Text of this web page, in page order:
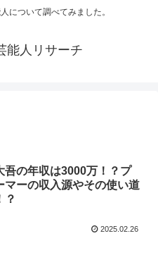
について調べてみました。
能人リサーチ
吾の年収は3000万！？プ
マーの収入源やその使い道
？
2025.02.26